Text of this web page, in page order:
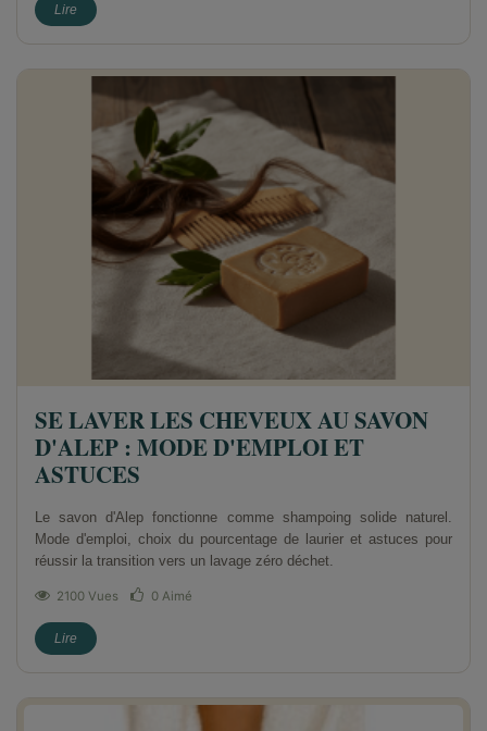
Lire
SE LAVER LES CHEVEUX AU SAVON
D'ALEP : MODE D'EMPLOI ET
ASTUCES
2100 Vues 0 Aimé
Le savon d'Alep fonctionne comme shampoing solide naturel.
Mode d'emploi, choix du pourcentage de laurier et astuces pour
réussir la transition vers un lavage zéro déchet.
Lire